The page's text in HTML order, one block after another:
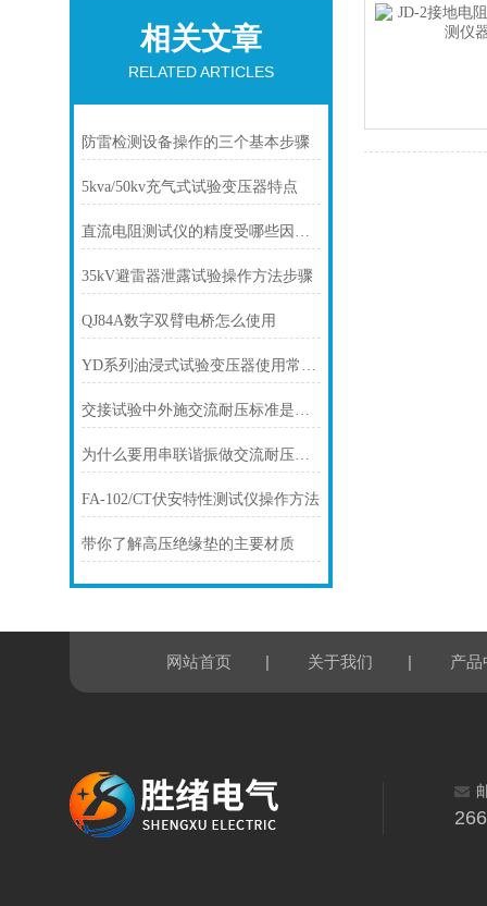
相关文章
RELATED ARTICLES
防雷检测设备操作的三个基本步骤
5kva/50kv充气式试验变压器特点
直流电阻测试仪的精度受哪些因素影响？
35kV避雷器泄露试验操作方法步骤
QJ84A数字双臂电桥怎么使用
YD系列油浸式试验变压器使用常见问题
交接试验中外施交流耐压标准是多少
为什么要用串联谐振做交流耐压试验？
FA-102/CT伏安特性测试仪操作方法
带你了解高压绝缘垫的主要材质
网站首页 | 关于我们 | 产品